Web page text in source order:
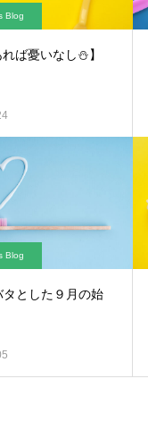
Blog
れば憂いなし⛄】
Blog
タとした９月の始